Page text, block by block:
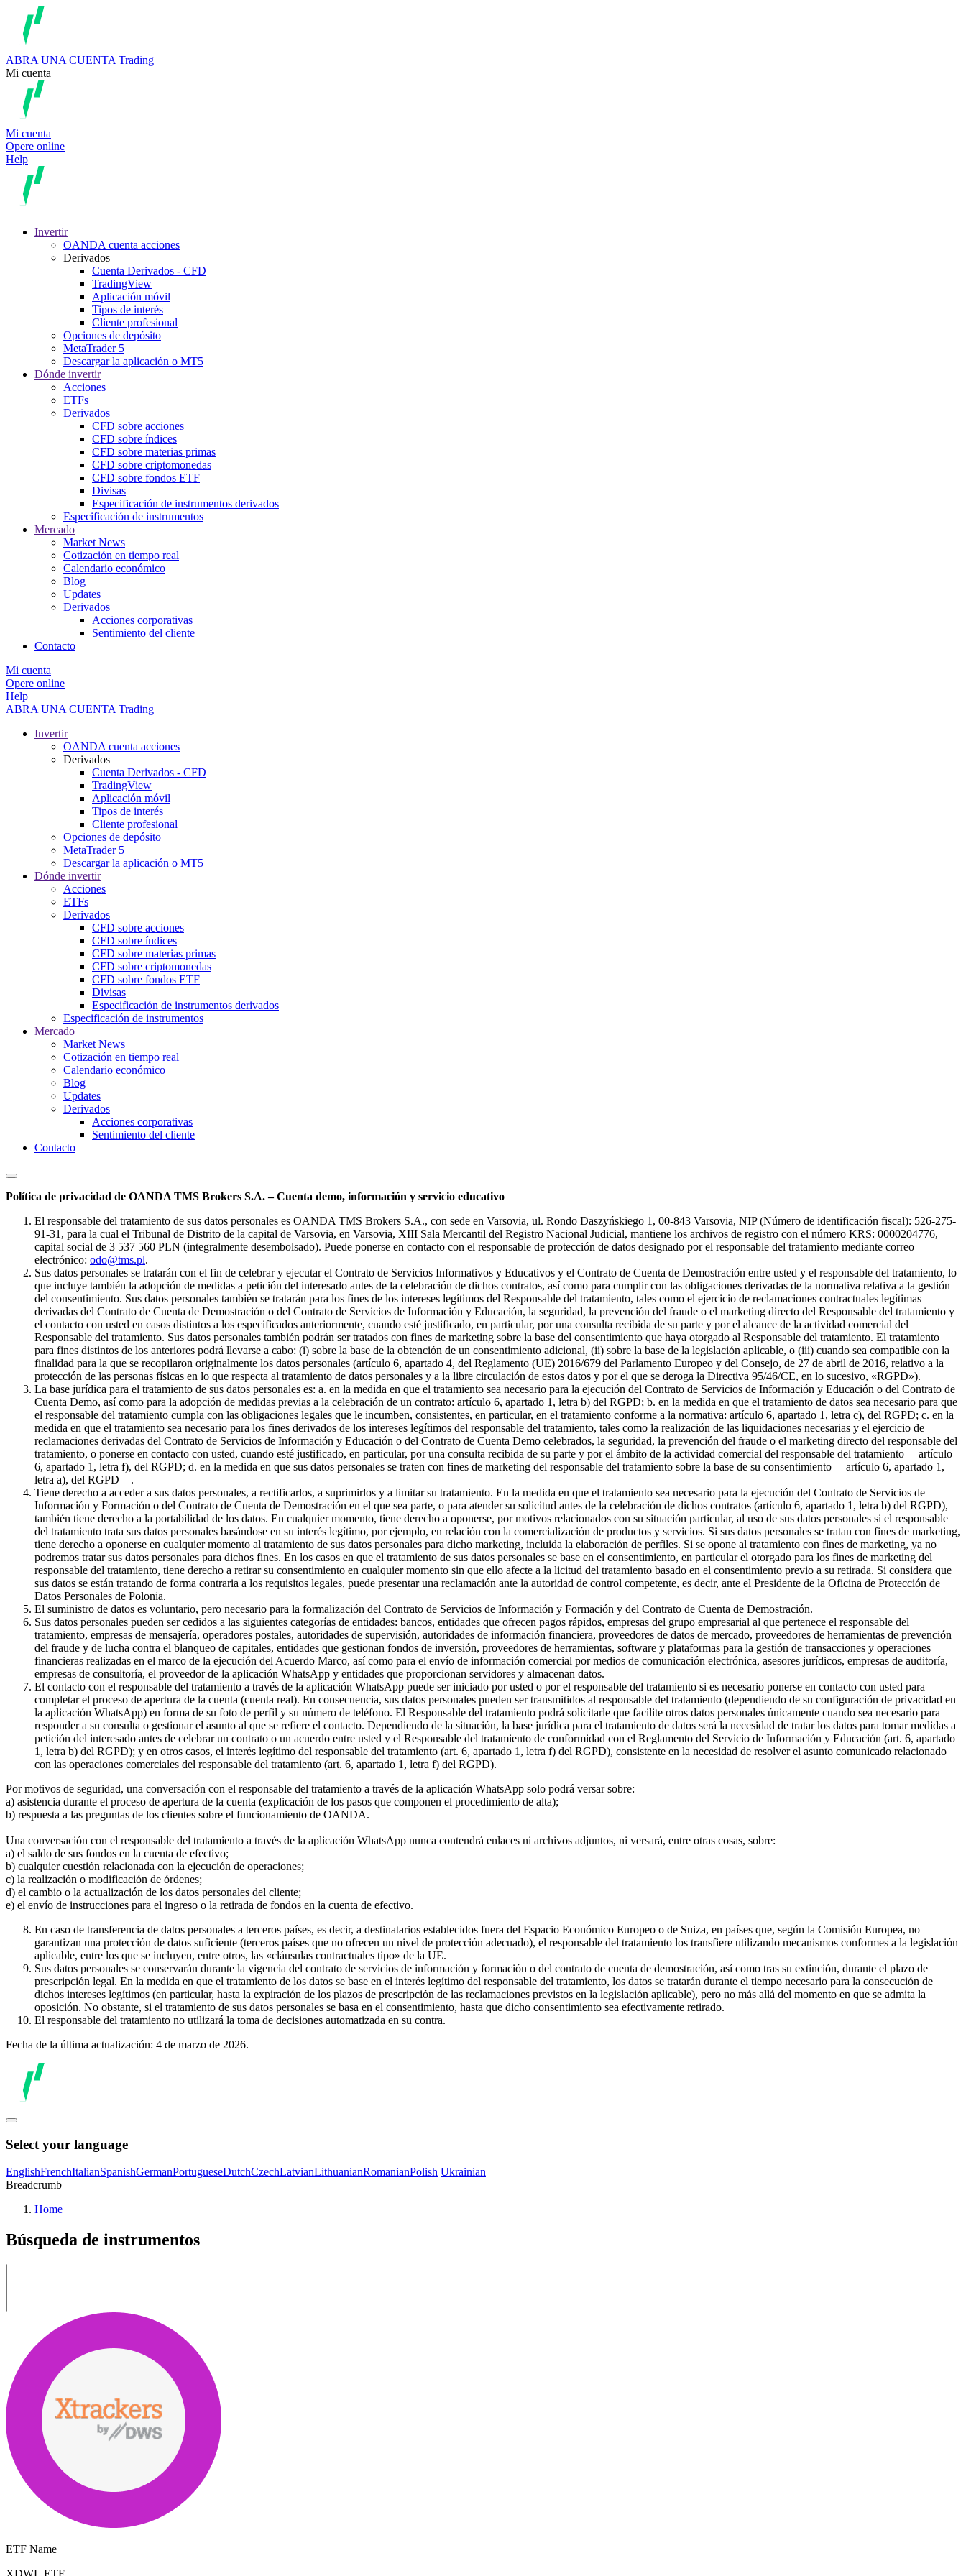
ABRA UNA CUENTA Trading
Mi cuenta
Mi cuenta
Opere online
Help
Invertir
OANDA cuenta acciones
Derivados
Cuenta Derivados - CFD
TradingView
Aplicación móvil
Tipos de interés
Cliente profesional
Opciones de depósito
MetaTrader 5
Descargar la aplicación o MT5
Dónde invertir
Acciones
ETFs
Derivados
CFD sobre acciones
CFD sobre índices
CFD sobre materias primas
CFD sobre criptomonedas
CFD sobre fondos ETF
Divisas
Especificación de instrumentos derivados
Especificación de instrumentos
Mercado
Market News
Cotización en tiempo real
Calendario económico
Blog
Updates
Derivados
Acciones corporativas
Sentimiento del cliente
Contacto
Mi cuenta
Opere online
Help
ABRA UNA CUENTA Trading
Invertir
OANDA cuenta acciones
Derivados
Cuenta Derivados - CFD
TradingView
Aplicación móvil
Tipos de interés
Cliente profesional
Opciones de depósito
MetaTrader 5
Descargar la aplicación o MT5
Dónde invertir
Acciones
ETFs
Derivados
CFD sobre acciones
CFD sobre índices
CFD sobre materias primas
CFD sobre criptomonedas
CFD sobre fondos ETF
Divisas
Especificación de instrumentos derivados
Especificación de instrumentos
Mercado
Market News
Cotización en tiempo real
Calendario económico
Blog
Updates
Derivados
Acciones corporativas
Sentimiento del cliente
Contacto
Política de privacidad de OANDA TMS Brokers S.A. – Cuenta demo, información y servicio educativo
El responsable del tratamiento de sus datos personales es OANDA TMS Brokers S.A., con sede en Varsovia, ul. Rondo Daszyńskiego 1, 00-843 Varsovia, NIP (Número de identificación fiscal): 526-275-
91-31, para la cual el Tribunal de Distrito de la capital de Varsovia, en Varsovia, XIII Sala Mercantil del Registro Nacional Judicial, mantiene los archivos de registro con el número KRS: 0000204776,
capital social de 3 537 560 PLN (integralmente desembolsado). Puede ponerse en contacto con el responsable de protección de datos designado por el responsable del tratamiento mediante correo
electrónico: odo@tms.pl.
Sus datos personales se tratarán con el fin de celebrar y ejecutar el Contrato de Servicios Informativos y Educativos y el Contrato de Cuenta de Demostración entre usted y el responsable del tratamiento, lo
que incluye también la adopción de medidas a petición del interesado antes de la celebración de dichos contratos, así como para cumplir con las obligaciones derivadas de la normativa relativa a la gestión
del consentimiento. Sus datos personales también se tratarán para los fines de los intereses legítimos del Responsable del tratamiento, tales como el ejercicio de reclamaciones contractuales legítimas
derivadas del Contrato de Cuenta de Demostración o del Contrato de Servicios de Información y Educación, la seguridad, la prevención del fraude o el marketing directo del Responsable del tratamiento y
el contacto con usted en casos distintos a los especificados anteriormente, cuando esté justificado, en particular, por una consulta recibida de su parte y por el alcance de la actividad comercial del
Responsable del tratamiento. Sus datos personales también podrán ser tratados con fines de marketing sobre la base del consentimiento que haya otorgado al Responsable del tratamiento. El tratamiento
para fines distintos de los anteriores podrá llevarse a cabo: (i) sobre la base de la obtención de un consentimiento adicional, (ii) sobre la base de la legislación aplicable, o (iii) cuando sea compatible con la
finalidad para la que se recopilaron originalmente los datos personales (artículo 6, apartado 4, del Reglamento (UE) 2016/679 del Parlamento Europeo y del Consejo, de 27 de abril de 2016, relativo a la
protección de las personas físicas en lo que respecta al tratamiento de datos personales y a la libre circulación de estos datos y por el que se deroga la Directiva 95/46/CE, en lo sucesivo, «RGPD»).
La base jurídica para el tratamiento de sus datos personales es: a. en la medida en que el tratamiento sea necesario para la ejecución del Contrato de Servicios de Información y Educación o del Contrato de
Cuenta Demo, así como para la adopción de medidas previas a la celebración de un contrato: artículo 6, apartado 1, letra b) del RGPD; b. en la medida en que el tratamiento de datos sea necesario para que
el responsable del tratamiento cumpla con las obligaciones legales que le incumben, consistentes, en particular, en el tratamiento conforme a la normativa: artículo 6, apartado 1, letra c), del RGPD; c. en la
medida en que el tratamiento sea necesario para los fines derivados de los intereses legítimos del responsable del tratamiento, tales como la realización de las liquidaciones necesarias y el ejercicio de
reclamaciones derivadas del Contrato de Servicios de Información y Educación o del Contrato de Cuenta Demo celebrados, la seguridad, la prevención del fraude o el marketing directo del responsable del
tratamiento, o ponerse en contacto con usted, cuando esté justificado, en particular, por una consulta recibida de su parte y por el ámbito de la actividad comercial del responsable del tratamiento —artículo
6, apartado 1, letra f), del RGPD; d. en la medida en que sus datos personales se traten con fines de marketing del responsable del tratamiento sobre la base de su consentimiento —artículo 6, apartado 1,
letra a), del RGPD—.
Tiene derecho a acceder a sus datos personales, a rectificarlos, a suprimirlos y a limitar su tratamiento. En la medida en que el tratamiento sea necesario para la ejecución del Contrato de Servicios de
Información y Formación o del Contrato de Cuenta de Demostración en el que sea parte, o para atender su solicitud antes de la celebración de dichos contratos (artículo 6, apartado 1, letra b) del RGPD),
también tiene derecho a la portabilidad de los datos. En cualquier momento, tiene derecho a oponerse, por motivos relacionados con su situación particular, al uso de sus datos personales si el responsable
del tratamiento trata sus datos personales basándose en su interés legítimo, por ejemplo, en relación con la comercialización de productos y servicios. Si sus datos personales se tratan con fines de marketing,
tiene derecho a oponerse en cualquier momento al tratamiento de sus datos personales para dicho marketing, incluida la elaboración de perfiles. Si se opone al tratamiento con fines de marketing, ya no
podremos tratar sus datos personales para dichos fines. En los casos en que el tratamiento de sus datos personales se base en el consentimiento, en particular el otorgado para los fines de marketing del
responsable del tratamiento, tiene derecho a retirar su consentimiento en cualquier momento sin que ello afecte a la licitud del tratamiento basado en el consentimiento previo a su retirada. Si considera que
sus datos se están tratando de forma contraria a los requisitos legales, puede presentar una reclamación ante la autoridad de control competente, es decir, ante el Presidente de la Oficina de Protección de
Datos Personales de Polonia.
El suministro de datos es voluntario, pero necesario para la formalización del Contrato de Servicios de Información y Formación y del Contrato de Cuenta de Demostración.
Sus datos personales pueden ser cedidos a las siguientes categorías de entidades: bancos, entidades que ofrecen pagos rápidos, empresas del grupo empresarial al que pertenece el responsable del
tratamiento, empresas de mensajería, operadores postales, autoridades de supervisión, autoridades de información financiera, proveedores de datos de mercado, proveedores de herramientas de prevención
del fraude y de lucha contra el blanqueo de capitales, entidades que gestionan fondos de inversión, proveedores de herramientas, software y plataformas para la gestión de transacciones y operaciones
financieras realizadas en el marco de la ejecución del Acuerdo Marco, así como para el envío de información comercial por medios de comunicación electrónica, asesores jurídicos, empresas de auditoría,
empresas de consultoría, el proveedor de la aplicación WhatsApp y entidades que proporcionan servidores y almacenan datos.
El contacto con el responsable del tratamiento a través de la aplicación WhatsApp puede ser iniciado por usted o por el responsable del tratamiento si es necesario ponerse en contacto con usted para
completar el proceso de apertura de la cuenta (cuenta real). En consecuencia, sus datos personales pueden ser transmitidos al responsable del tratamiento (dependiendo de su configuración de privacidad en
la aplicación WhatsApp) en forma de su foto de perfil y su número de teléfono. El Responsable del tratamiento podrá solicitarle que facilite otros datos personales únicamente cuando sea necesario para
responder a su consulta o gestionar el asunto al que se refiere el contacto. Dependiendo de la situación, la base jurídica para el tratamiento de datos será la necesidad de tratar los datos para tomar medidas a
petición del interesado antes de celebrar un contrato o un acuerdo entre usted y el Responsable del tratamiento de conformidad con el Reglamento del Servicio de Información y Educación (art. 6, apartado
1, letra b) del RGPD); y en otros casos, el interés legítimo del responsable del tratamiento (art. 6, apartado 1, letra f) del RGPD), consistente en la necesidad de resolver el asunto comunicado relacionado
con las operaciones comerciales del responsable del tratamiento (art. 6, apartado 1, letra f) del RGPD).
Por motivos de seguridad, una conversación con el responsable del tratamiento a través de la aplicación WhatsApp solo podrá versar sobre:
a) asistencia durante el proceso de apertura de la cuenta (explicación de los pasos que componen el procedimiento de alta);
b) respuesta a las preguntas de los clientes sobre el funcionamiento de OANDA.
Una conversación con el responsable del tratamiento a través de la aplicación WhatsApp nunca contendrá enlaces ni archivos adjuntos, ni versará, entre otras cosas, sobre:
a) el saldo de sus fondos en la cuenta de efectivo;
b) cualquier cuestión relacionada con la ejecución de operaciones;
c) la realización o modificación de órdenes;
d) el cambio o la actualización de los datos personales del cliente;
e) el envío de instrucciones para el ingreso o la retirada de fondos en la cuenta de efectivo.
En caso de transferencia de datos personales a terceros países, es decir, a destinatarios establecidos fuera del Espacio Económico Europeo o de Suiza, en países que, según la Comisión Europea, no
garantizan una protección de datos suficiente (terceros países que no ofrecen un nivel de protección adecuado), el responsable del tratamiento los transfiere utilizando mecanismos conformes a la legislación
aplicable, entre los que se incluyen, entre otros, las «cláusulas contractuales tipo» de la UE.
Sus datos personales se conservarán durante la vigencia del contrato de servicios de información y formación o del contrato de cuenta de demostración, así como tras su extinción, durante el plazo de
prescripción legal. En la medida en que el tratamiento de los datos se base en el interés legítimo del responsable del tratamiento, los datos se tratarán durante el tiempo necesario para la consecución de
dichos intereses legítimos (en particular, hasta la expiración de los plazos de prescripción de las reclamaciones previstos en la legislación aplicable), pero no más allá del momento en que se admita la
oposición. No obstante, si el tratamiento de sus datos personales se basa en el consentimiento, hasta que dicho consentimiento sea efectivamente retirado.
El responsable del tratamiento no utilizará la toma de decisiones automatizada en su contra.
Fecha de la última actualización: 4 de marzo de 2026.
Select your language
EnglishFrenchItalianSpanishGermanPortugueseDutchCzechLatvianLithuanianRomanianPolish Ukrainian
Breadcrumb
Home
Búsqueda de instrumentos
ETF Name